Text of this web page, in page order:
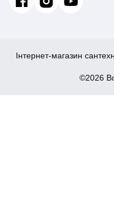
Інтернет-магазин
©2026